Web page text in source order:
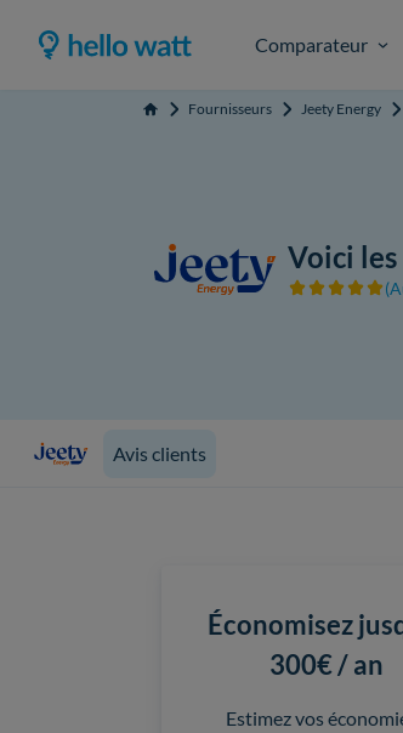
Comparateur
Accueil Fournisseurs Jeety Energy
Voici
Avis clients
Économisez
300€ / an
Estimez vos